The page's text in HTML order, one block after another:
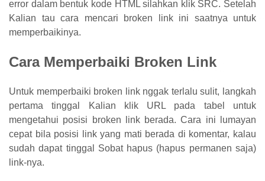
error dalam bentuk kode HTML silahkan klik SRC. Setelah
Kalian tau cara mencari broken link ini saatnya untuk
memperbaikinya.
Cara Memperbaiki Broken Link
Untuk memperbaiki broken link nggak terlalu sulit, langkah
pertama tinggal Kalian klik URL pada tabel untuk
mengetahui posisi broken link berada. Cara ini lumayan
cepat bila posisi link yang mati berada di komentar, kalau
sudah dapat tinggal Sobat hapus (hapus permanen saja)
link-nya.